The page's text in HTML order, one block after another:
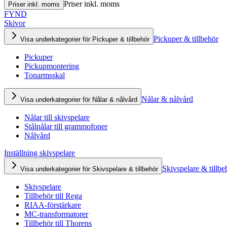
Priser inkl. moms Priser inkl. moms
FYND
Skivor
Visa underkategorier för Pickuper & tillbehör Pickuper & tillbehör
Pickuper
Pickupmontering
Tonarmsskal
Visa underkategorier för Nålar & nålvård Nålar & nålvård
Nålar till skivspelare
Stålnålar till grammofoner
Nålvård
Inställning skivspelare
Visa underkategorier för Skivspelare & tillbehör Skivspelare &
Skivspelare
Tillbehör till Rega
RIAA-förstärkare
MC-transformatorer
Tillbehör till Thorens